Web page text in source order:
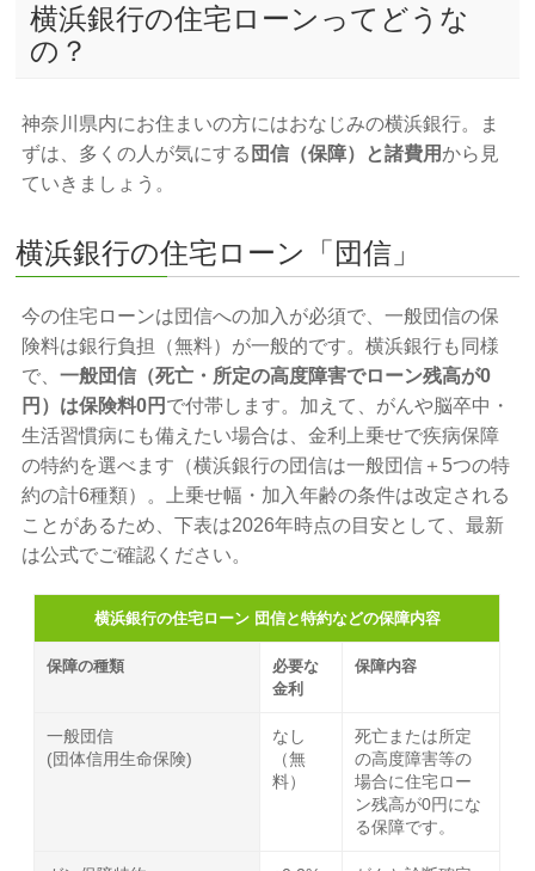
横浜銀行の住宅ローンってどうな
の？
神奈川県内にお住まいの方にはおなじみの横浜銀行。ま
ずは、多くの人が気にする 団信（保障）と諸費用から見
ていきましょう。
横浜銀行の住宅ローン「団信」
今の住宅ローンは団信への加入が必須で、一般団信の保
険料は銀行負担（無料）が一般的です。横浜銀行も同様
で、一般団信（死亡・所定の高度障害でローン残高が0
円）は保険料0円 で付帯します。加えて、がんや脳卒中・
生活習慣病にも備えたい場合は、金利上乗せで疾病保障
の特約を選べます（横浜銀行の団信は一般団信＋5つの特
約の計6種類）。上乗せ幅・加入年齢の条件は改定される
ことがあるため、下表は2026年時点の目安として、最新
は公式でご確認ください。
横浜銀行の住宅ローン 団信と特約などの保障内容
保障の種類
必要な
金利
保障内容
一般団信
(団体信用生命保険)
なし
（無
料）
死亡または所定
の高度障害等の
場合に住宅ロー
ン残高が0円にな
る保障です。